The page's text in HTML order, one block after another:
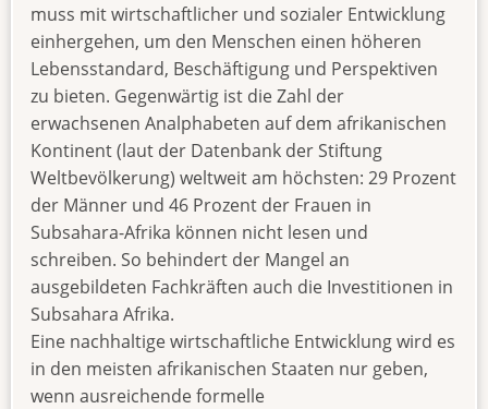
muss mit wirtschaftlicher und sozialer Entwicklung
einhergehen, um den Menschen einen höheren
Lebensstandard, Beschäftigung und Perspektiven
zu bieten. Gegenwärtig ist die Zahl der
erwachsenen Analphabeten auf dem afrikanischen
Kontinent (laut der Datenbank der Stiftung
Weltbevölkerung) weltweit am höchsten: 29 Prozent
der Männer und 46 Prozent der Frauen in
Subsahara-Afrika können nicht lesen und
schreiben. So behindert der Mangel an
ausgebildeten Fachkräften auch die Investitionen in
Subsahara Afrika.
Eine nachhaltige wirtschaftliche Entwicklung wird es
in den meisten afrikanischen Staaten nur geben,
wenn ausreichende formelle